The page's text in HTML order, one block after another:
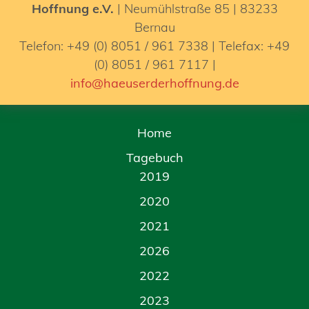
Hoffnung e.V. | Neumühlstraße 85 | 83233
Bernau
Telefon: +49 (0) 8051 / 961 7338 | Telefax: +49
(0) 8051 / 961 7117 |
info@haeuserderhoffnung.de
Home
Tagebuch
2019
2020
2021
2026
2022
2023